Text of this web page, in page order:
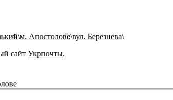
м. Апостолове вул. Березнева
сайт Укрпочты.